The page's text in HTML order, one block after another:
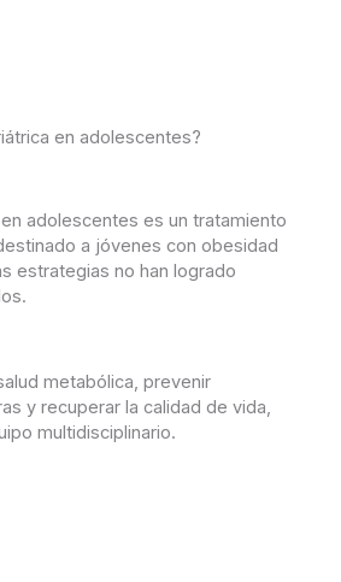
en adolescentes?
adolescentes es un tratamiento
a jóvenes con obesidad
estrategias no han logrado
metabólica, prevenir
y recuperar la calidad de vida,
multidisciplinario.